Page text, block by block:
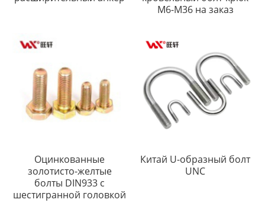
M6-M36 на заказ
Оцинкованные
золотисто-желтые
болты DIN933 с
шестигранной головкой
Китай U-образный болт
UNC